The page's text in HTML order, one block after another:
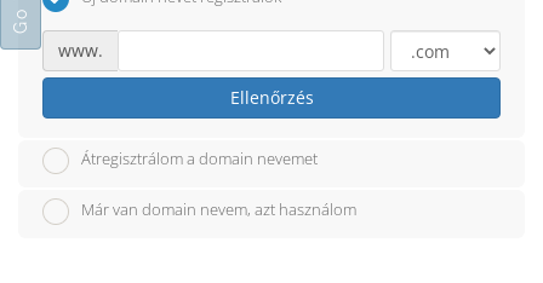
www.
Ellenőrzés
Átregisztrálom a domain nevemet
Már van domain nevem, azt használom